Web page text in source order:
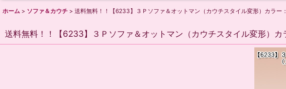
ホーム > ソファ＆カウチ > 送料無料！！【6233】３Ｐソファ＆オットマン（カウチスタイル変形）カラー
送料無料！！【6233】３Ｐソファ＆オットマン（カウチスタイル変形）カ